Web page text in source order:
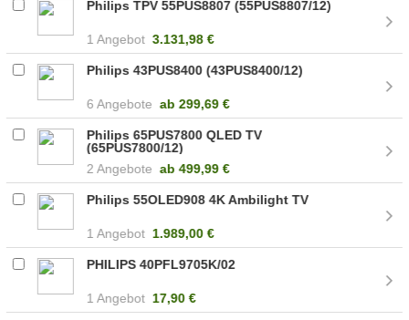
Philips TPV 55PUS8807 (55PUS8807/12)
1 Angebot 3.131,98 €
Philips 43PUS8400 (43PUS8400/12)
6 Angebote ab 299,69 €
Philips 65PUS7800 QLED TV
(65PUS7800/12)
2 Angebote ab499,99 €
Philips 55OLED908 4K Ambilight TV
1 Angebot 1.989,00 €
PHILIPS 40PFL9705K/02
1 Angebot 17,90 €